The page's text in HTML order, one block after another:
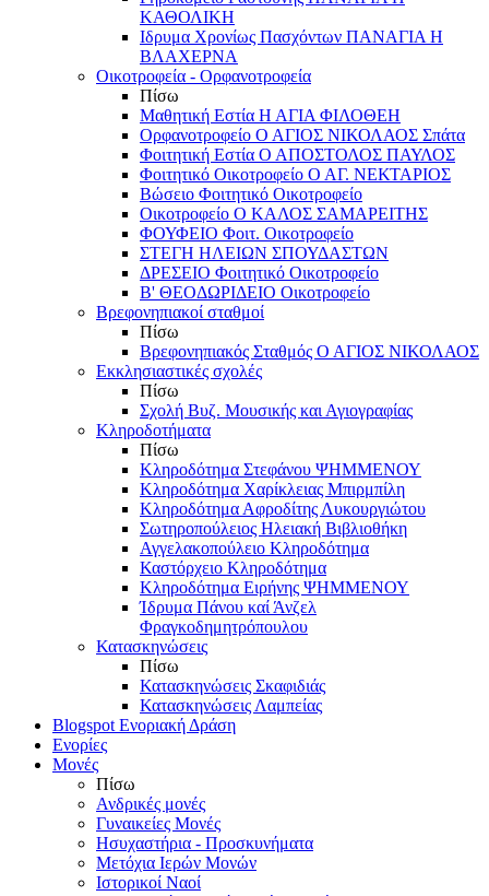
ΚΑΘΟΛΙΚΗ
Ιδρυμα Χρονίως Πασχόντων ΠΑΝΑΓΙΑ Η
ΒΛΑΧΕΡΝΑ
Οικοτροφεία - Ορφανοτροφεία
Πίσω
Μαθητική Εστία Η ΑΓΙΑ ΦΙΛΟΘΕΗ
Ορφανοτροφείο Ο ΑΓΙΟΣ ΝΙΚΟΛΑΟΣ Σπάτα
Φοιτητική Εστία Ο ΑΠΟΣΤΟΛΟΣ ΠΑΥΛΟΣ
Φοιτητικό Οικοτροφείο Ο ΑΓ. ΝΕΚΤΑΡΙΟΣ
Βώσειο Φοιτητικό Οικοτροφείο
Οικοτροφείο Ο ΚΑΛΟΣ ΣΑΜΑΡΕΙΤΗΣ
ΦΟΥΦΕΙΟ Φοιτ. Οικοτροφείο
ΣΤΕΓΗ ΗΛΕΙΩΝ ΣΠΟΥΔΑΣΤΩΝ
ΔΡΕΣΕΙΟ Φοιτητικό Οικοτροφείο
Β' ΘΕΟΔΩΡΙΔΕΙΟ Οικοτροφείο
Βρεφονηπιακοί σταθμοί
Πίσω
Βρεφονηπιακός Σταθμός Ο ΑΓΙΟΣ ΝΙΚΟΛΑΟΣ
Εκκλησιαστικές σχολές
Πίσω
Σχολή Βυζ. Μουσικής και Αγιογραφίας
Κληροδοτήματα
Πίσω
Κληροδότημα Στεφάνου ΨΗΜΜΕΝΟΥ
Κληροδότημα Χαρίκλειας Μπιρμπίλη
Κληροδότημα Αφροδίτης Λυκουργιώτου
Σωτηροπούλειος Ηλειακή Βιβλιοθήκη
Αγγελακοπούλειο Κληροδότημα
Καστόρχειο Κληροδότημα
Κληροδότημα Ειρήνης ΨΗΜΜΕΝΟΥ
Ίδρυμα Πάνου καί Άνζελ
Φραγκοδημητρόπουλου
Κατασκηνώσεις
Πίσω
Κατασκηνώσεις Σκαφιδιάς
Κατασκηνώσεις Λαμπείας
Blogspot Ενοριακή Δράση
Ενορίες
Μονές
Πίσω
Ανδρικές μονές
Γυναικείες Μονές
Ησυχαστήρια - Προσκυνήματα
Μετόχια Ιερών Μονών
Ιστορικοί Ναοί